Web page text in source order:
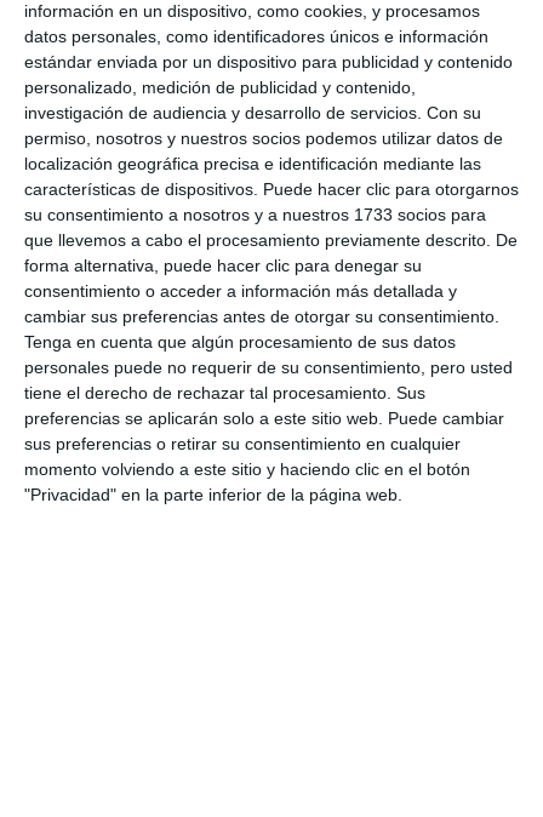
información en un dispositivo, como cookies, y procesamos
datos personales, como identificadores únicos e información
estándar enviada por un dispositivo para publicidad y contenido
personalizado, medición de publicidad y contenido,
investigación de audiencia y desarrollo de servicios. Con su
permiso, nosotros y nuestros socios podemos utilizar datos de
localización geográfica precisa e identificación mediante las
características de dispositivos. Puede hacer clic para otorgarnos
su consentimiento a nosotros y a nuestros 1733 socios para
que llevemos a cabo el procesamiento previamente descrito. De
forma alternativa, puede hacer clic para denegar su
consentimiento o acceder a información más detallada y
cambiar sus preferencias antes de otorgar su consentimiento.
Tenga en cuenta que algún procesamiento de sus datos
personales puede no requerir de su consentimiento, pero usted
tiene el derecho de rechazar tal procesamiento. Sus
preferencias se aplicarán solo a este sitio web. Puede cambiar
sus preferencias o retirar su consentimiento en cualquier
momento volviendo a este sitio y haciendo clic en el botón
"Privacidad" en la parte inferior de la página web.
El Festival del Queso y el Vino
llena la plaza Virgen de la Peña
de buen sabor y público
ACTUALIDAD
Corte de Autor apuesta por una
“explosión ibérica” de sabores
en la IV Ruta de la Tapa
ACTUALIDAD
Sabor a Málaga draws large
crowds and records a turnover
of 120,000 euros
ACTUALIDAD
Sabor a Málaga despliega